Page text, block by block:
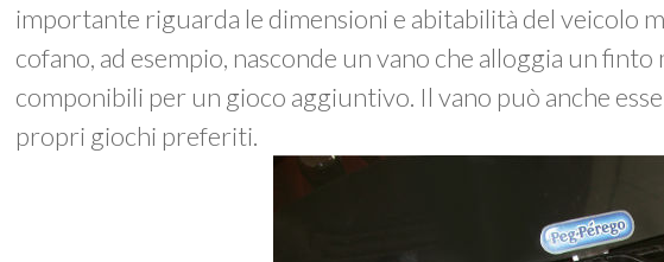
importante riguarda le dimensioni e abitabilità del veicolo
cofano, ad esempio, nasconde un vano che alloggia un
componibili per un gioco aggiuntivo. Il vano può anche
propri giochi preferiti.